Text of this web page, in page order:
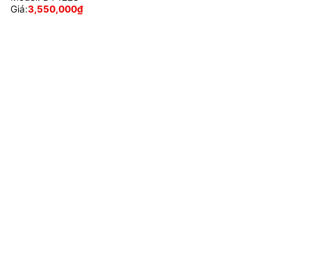
Giá:3,550,000₫